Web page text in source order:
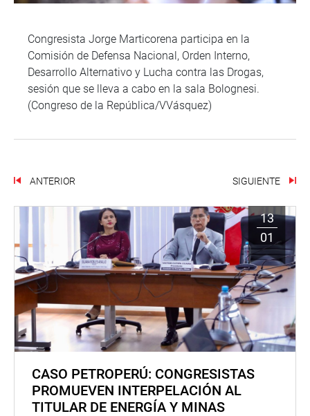
Congresista Jorge Marticorena participa en la
Comisión de Defensa Nacional, Orden Interno,
Desarrollo Alternativo y Lucha contra las Drogas,
sesión que se lleva a cabo en la sala Bolognesi.
(Congreso de la República/VVásquez)
ANTERIOR SIGUIENTE
13
01
CASO PETROPERÚ: CONGRESISTAS
PROMUEVEN INTERPELACIÓN AL
TITULAR DE ENERGÍA Y MINAS